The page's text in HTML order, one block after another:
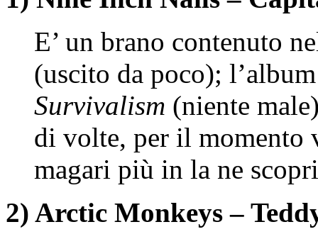
E’ un brano contenuto
(uscito da poco);
Survivalism (niente
di volte, per il momento
magari più in la ne
2) Arctic Monkeys –